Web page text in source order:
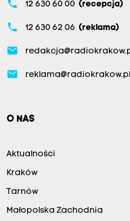
phone 12 630 60 00 (recepcja)
phone 12 630 62 06 (reklama)
email
email reklama@radiokrakow.pl
O NAS
Aktualności
Kraków
Tarnów
Małopolska Zachodnia